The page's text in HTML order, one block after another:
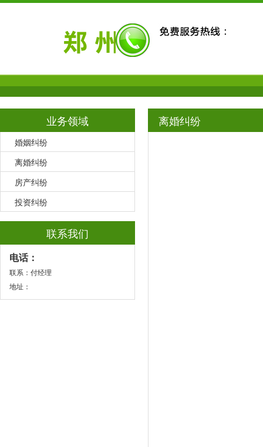
业务领域
婚姻纠纷
离婚纠纷
房产纠纷
投资纠纷
联系我们
电话：
联系：付经理
地址：
离婚纠纷